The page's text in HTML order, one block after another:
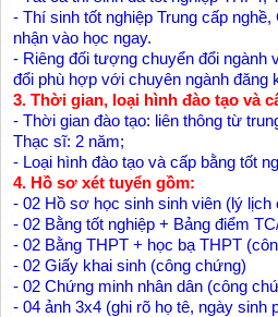
- Thí sinh tốt nghiệp Trung cấp
nhận vào học ngay.
- Riêng đối tượng chuyển đổi
đổi phù hợp với chuyên ngành đăng
3. Thời gian, loại hình đào tạo và
- Thời gian đào tạo: liên thông từ
Thạc sĩ: 2 năm;
- Loại hình đào tạo và cấp bằng tốt
4. Hồ sơ xét tuyển gồm:
- 02 Hồ sơ học sinh sinh viên (lý
- 02 Bằng tốt nghiệp + Bảng điểm
- 02 Bằng THPT + học bạ THPT
- 02 Giấy khai sinh (công chứng)
- 02 Chứng minh nhân dân (công
- 04 ảnh 3x4 (ghi rõ họ tê, ngày sinh